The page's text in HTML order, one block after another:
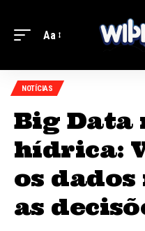
Aa
NOTÍCIAS
Big Data
hídrica:
os
as